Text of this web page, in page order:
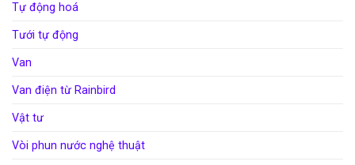
Tự động hoá
Tưới tự động
Van
Van điện từ Rainbird
Vật tư
Vòi phun nước nghệ thuật